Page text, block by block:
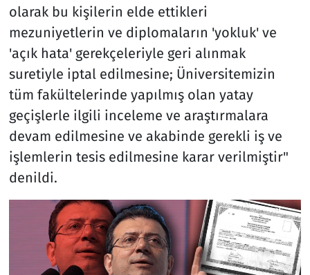
olarak bu kişilerin elde ettikleri
mezuniyetlerin ve diplomaların 'yokluk' ve
'açık hata' gerekçeleriyle geri alınmak
suretiyle iptal edilmesine; Üniversitemizin
tüm fakültelerinde yapılmış olan yatay
geçişlerle ilgili inceleme ve araştırmalara
devam edilmesine ve akabinde gerekli iş ve
işlemlerin tesis edilmesine karar verilmiştir"
denildi.